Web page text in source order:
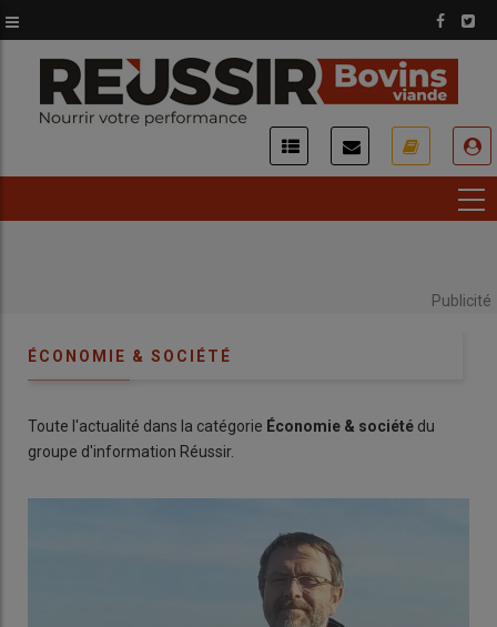
au
contenu
principal
Publicité
ÉCONOMIE & SOCIÉTÉ
Toute l'actualité dans la catégorie Économie & société du
groupe d'information Réussir.